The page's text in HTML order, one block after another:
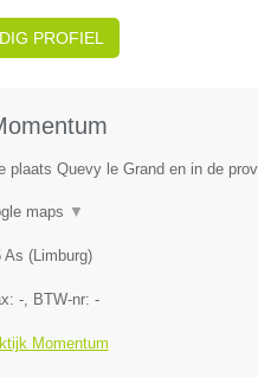
PROFIEL
plaats Quevy le Grand en in de
maps ▼
As (Limburg)
-, BTW-nr: -
Momentum